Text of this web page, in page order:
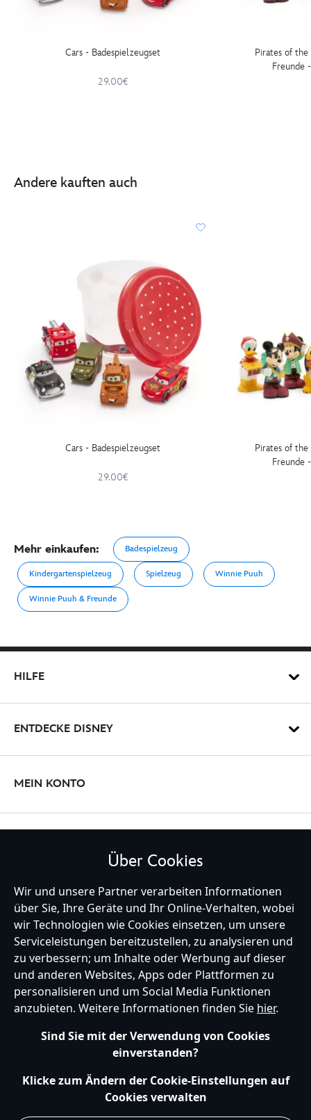
Cars - Badespielzeugset
29.00€
Pirates of
Freunde
Andere kauften auch
Cars - Badespielzeugset
29.00€
Pirates of
Freunde
Mehr einkaufen: Badespielzeug
Kindergartenspielzeug Spielzeug Winnie Puuh
Winnie Puuh & Freunde
HILFE
ENTDECKE DISNEY
MEIN KONTO
Germany
Hilfe Nutzungsbedingungen Datenschutzerklärung
Site Map
Richtlinien für Cookies
EU Datenschutzhinweis
Impressum
Allgemeine Verkaufsbedingungen
Über Cookies
Wir und unsere Partner verarbeiten Informationen
über Sie, Ihre Geräte und Ihr Online-Verhalten, wobei
wir Technologien wie Cookies einsetzen, um unsere
Serviceleistungen bereitzustellen, zu analysieren und
zu verbessern; um Inhalte oder Werbung auf dieser
und anderen Websites, Apps oder Plattformen zu
personalisieren und um Social Media Funktionen
anzubieten. Weitere Informationen finden Sie hier.
Sind Sie mit der Verwendung von Cookies
einverstanden?
Klicke zum Ändern der Cookie-Einstellungen auf
Cookies verwalten